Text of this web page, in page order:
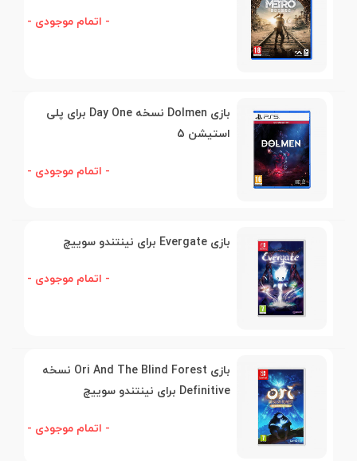
- اتمام موجودی -
بازی Dolmen نسخه Day One برای پلی
استیشن 5
- اتمام موجودی -
بازی Evergate برای نینتندو سوییچ
- اتمام موجودی -
بازی Ori And The Blind Forest نسخه
Definitive برای نینتندو سوییچ
- اتمام موجودی -